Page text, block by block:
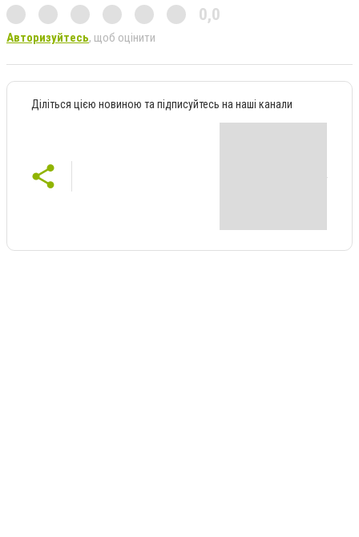
0,0
Авторизуйтесь, щоб оцінити
Діліться цією новиною та підписуйтесь на наші канали